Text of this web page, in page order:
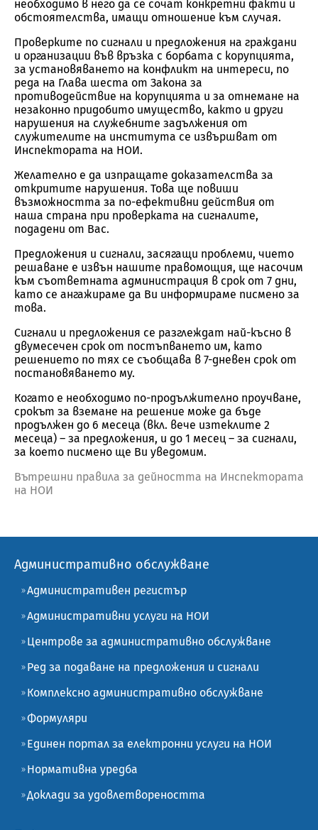
необходимо в него да се сочат конкретни факти и
обстоятелства, имащи отношение към случая.
Проверките по сигнали и предложения на граждани
и организации във връзка с борбата с корупцията,
за установяването на конфликт на интереси, по
реда на Глава шеста от Закона за
противодействие на корупцията и за отнемане на
незаконно придобито имущество, както и други
нарушения на служебните задължения от
служителите на института се извършват от
Инспектората на НОИ.
Желателно е да изпращате доказателства за
откритите нарушения. Това ще повиши
възможността за по-ефективни действия от
наша страна при проверката на сигналите,
подадени от Вас.
Предложения и сигнали, засягащи проблеми, чието
решаване е извън нашите правомощия, ще насочим
към съответната администрация в срок от 7 дни,
като се ангажираме да Ви информираме писмено за
това.
Сигнали и предложения се разглеждат най-късно в
двумесечен срок от постъпването им, като
решението по тях се съобщава в 7-дневен срок от
постановяването му.
Когато е необходимо по-продължително проучване,
срокът за вземане на решение може да бъде
продължен до 6 месеца (вкл. вече изтеклите 2
месеца) – за предложения, и до 1 месец – за сигнали,
за което писмено ще Ви уведомим.
Вътрешни правила за дейността на Инспектората
на НОИ
Административно обслужване
Административен регистър
Административни услуги на НОИ
Центрове за административно обслужване
Ред за подаване на предложения и сигнали
Комплексно административно обслужване
Формуляри
Единен портал за електронни услуги на НОИ
Нормативна уредба
Доклади за удовлетвореността